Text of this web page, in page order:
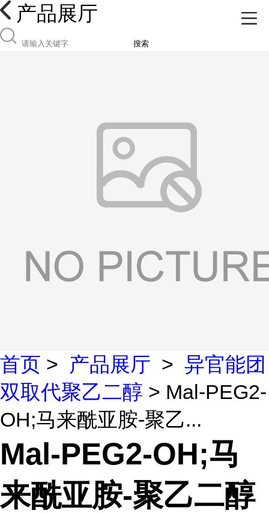
产品展厅
搜索
首页 > 产品展厅 > 异官能团
双取代聚乙二醇 > Mal-PEG2-
OH;马来酰亚胺-聚乙...
Mal-PEG2-OH;马
来酰亚胺-聚乙二醇